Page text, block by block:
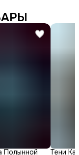
Полынной Тени